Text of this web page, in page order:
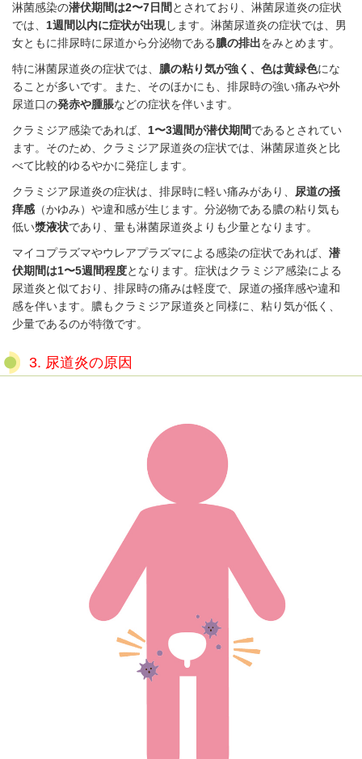
淋菌感染の潜伏期間は2〜7日間 とされており、淋菌尿道炎の症状
では、 1週間以内に症状が出現します。淋菌尿道炎の症状では、男
女ともに排尿時に尿道から分泌物である膿の排出をみとめます。
特に淋菌尿道炎の症状では、 膿の粘り気が強く、色は黄緑色にな
ることが多いです。また、そのほかにも、排尿時の強い痛みや外
尿道口の発赤や腫脹などの症状を伴います。
クラミジア感染であれば、 1〜3週間が潜伏期間であるとされてい
ます。そのため、クラミジア尿道炎の症状では、淋菌尿道炎と比
べて比較的ゆるやかに発症します。
クラミジア尿道炎の症状は、排尿時に軽い痛みがあり、 尿道の掻
痒感 （かゆみ）や違和感が生じます。分泌物である膿の粘り気も
低い漿液状であり、量も淋菌尿道炎よりも少量となります。
マイコプラズマやウレアプラズマによる感染の症状であれば、 潜
伏期間は1〜5週間程度となります。症状はクラミジア感染による
尿道炎と似ており、排尿時の痛みは軽度で、尿道の掻痒感や違和
感を伴います。膿もクラミジア尿道炎と同様に、粘り気が低く、
少量であるのが特徴です。
3. 尿道炎の原因